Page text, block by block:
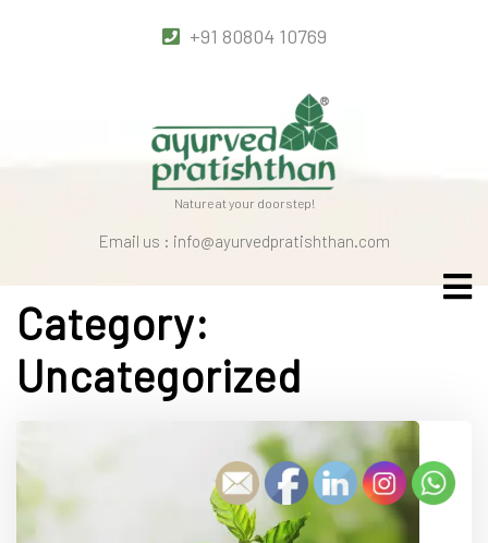
+91 80804 10769
Nature at your doorstep!
Email us : info@ayurvedpratishthan.com
Category:
Uncategorized